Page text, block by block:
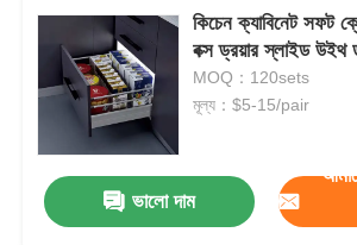
কিচেন ক্যাবিনেট সফট
বক্স ড্রয়ার স্লাইড উইথ
MOQ：120sets
মূল্য：$5-15/pair
ভালো দাম